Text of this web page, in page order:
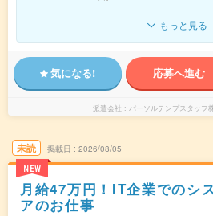
もっと見る
気になる! 応募へ進む
派遣会社 パーソルテンプスタッ
未読
NEW
掲載日 2026/08/05
月給47万円！IT企業でのシ
アのお仕事